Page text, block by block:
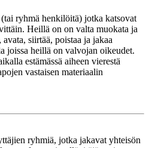
ryhmä henkilöitä) jotka katsovat
Heillä on on valta muokata ja
siirtää, poistaa ja jakaa
joissa heillä on valvojan oikeudet.
estämässä aiheen vierestä
vastaisen materiaalin
ryhmiä, jotka jakavat yhteisön